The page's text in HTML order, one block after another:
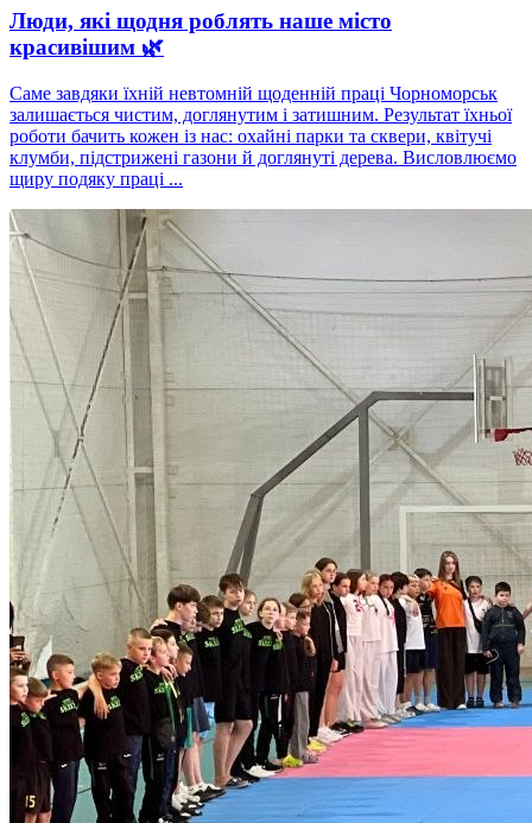
Люди, які щодня роблять наше місто
красивішим 🌿
Саме завдяки їхній невтомній щоденній праці Чорноморськ
залишається чистим, доглянутим і затишним. Результат їхньої
роботи бачить кожен із нас: охайні парки та сквери, квітучі
клумби, підстрижені газони й доглянуті дерева. Висловлюємо
щиру подяку праці ...